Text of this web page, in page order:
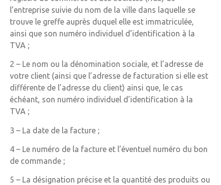
l’entreprise suivie du nom de la ville dans laquelle se
trouve le greffe auprès duquel elle est immatriculée,
ainsi que son numéro individuel d’identification à la
TVA ;
2 – Le nom ou la dénomination sociale, et l’adresse de
votre client (ainsi que l’adresse de facturation si elle est
différente de l’adresse du client) ainsi que, le cas
échéant, son numéro individuel d’identification à la
TVA ;
3 – La date de la facture ;
4 – Le numéro de la facture et l’éventuel numéro du bon
de commande ;
5 – La désignation précise et la quantité des produits ou